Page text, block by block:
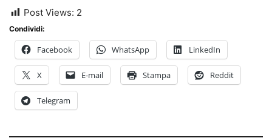
Post Views: 2
Condividi:
Facebook WhatsApp LinkedIn
X E-mail Stampa Reddit
Telegram